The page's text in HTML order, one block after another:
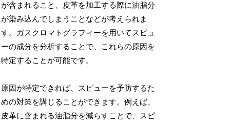
が含まれること、皮革を加工する際に油脂分
が染み込んでしまうことなどが考えられま
す。ガスクロマトグラフィーを用いてスピュ
ーの成分を分析することで、これらの原因を
特定することが可能です。
原因が特定できれば、スピューを予防するた
めの対策を講じることができます。例えば、
皮革に含まれる油脂分を減らすことで、スピ